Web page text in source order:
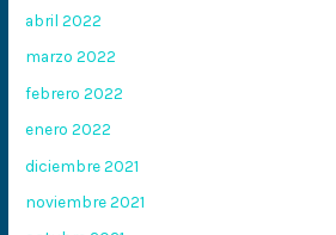
abril 2022
marzo 2022
febrero 2022
enero 2022
diciembre 2021
noviembre 2021